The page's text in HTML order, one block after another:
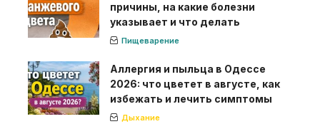
причины, на какие болезни
указывает и что делать
Пищеварение
Аллергия и пыльца в Одессе
2026: что цветет в августе, как
избежать и лечить симптомы
Дыхание